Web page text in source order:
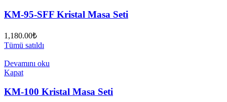
KM-95-SFF Kristal Masa Seti
1,180.00₺
Tümü satıldı
Devamını oku
Kapat
KM-100 Kristal Masa Seti